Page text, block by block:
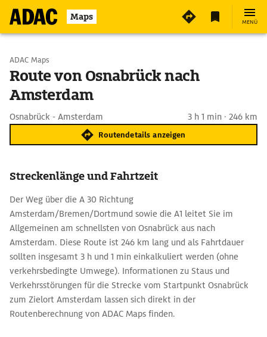
Maps MENÜ
Start wählen
Ziel eingeben
ADAC Maps
Route von Osnabrück nach
Amsterdam
Osnabrück - Amsterdam 3 h 1 min · 246 km
Routendetails anzeigen
Streckenlänge und Fahrtzeit
Der Weg über die A 30 Richtung
Amsterdam/Bremen/Dortmund sowie die A1 leitet Sie im
Allgemeinen am schnellsten von Osnabrück aus nach
Amsterdam. Diese Route ist 246 km lang und als Fahrtdauer
sollten insgesamt 3 h und 1 min einkalkuliert werden (ohne
verkehrsbedingte Umwege). Informationen zu Staus und
Verkehrsstörungen für die Strecke vom Startpunkt Osnabrück
zum Zielort Amsterdam lassen sich direkt in der
Routenberechnung von ADAC Maps finden.